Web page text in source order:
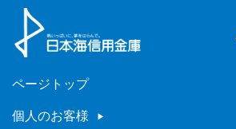
ページトップ
個人のお客様